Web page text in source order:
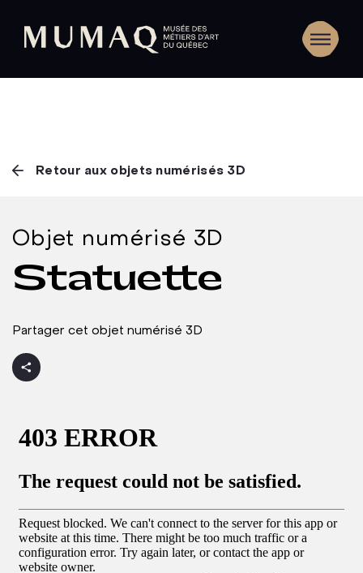
Retour aux objets numérisés 3D
Objet numérisé 3D
Statuette
Partager cet objet numérisé 3D